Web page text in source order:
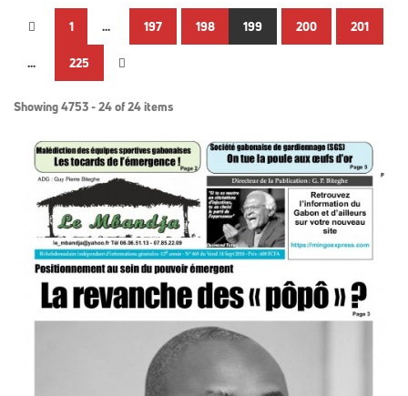
1 ... 197 198 199 200 201
... 225
Showing 4753 - 24 of 24 items